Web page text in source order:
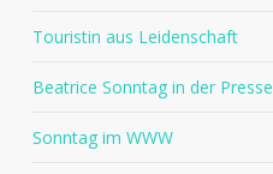
Touristin aus Leidenschaft
Beatrice Sonntag in der Presse
Sonntag im WWW